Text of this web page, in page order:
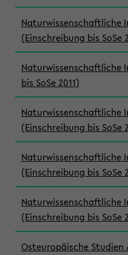
Naturwissenschaftliche
(Einschreibung bis SoSe
Naturwissenschaftliche
bis SoSe 2011)
Naturwissenschaftliche
(Einschreibung bis SoSe
Naturwissenschaftliche
(Einschreibung bis SoSe
Naturwissenschaftliche
(Einschreibung bis SoSe
Osteuropäische Studien